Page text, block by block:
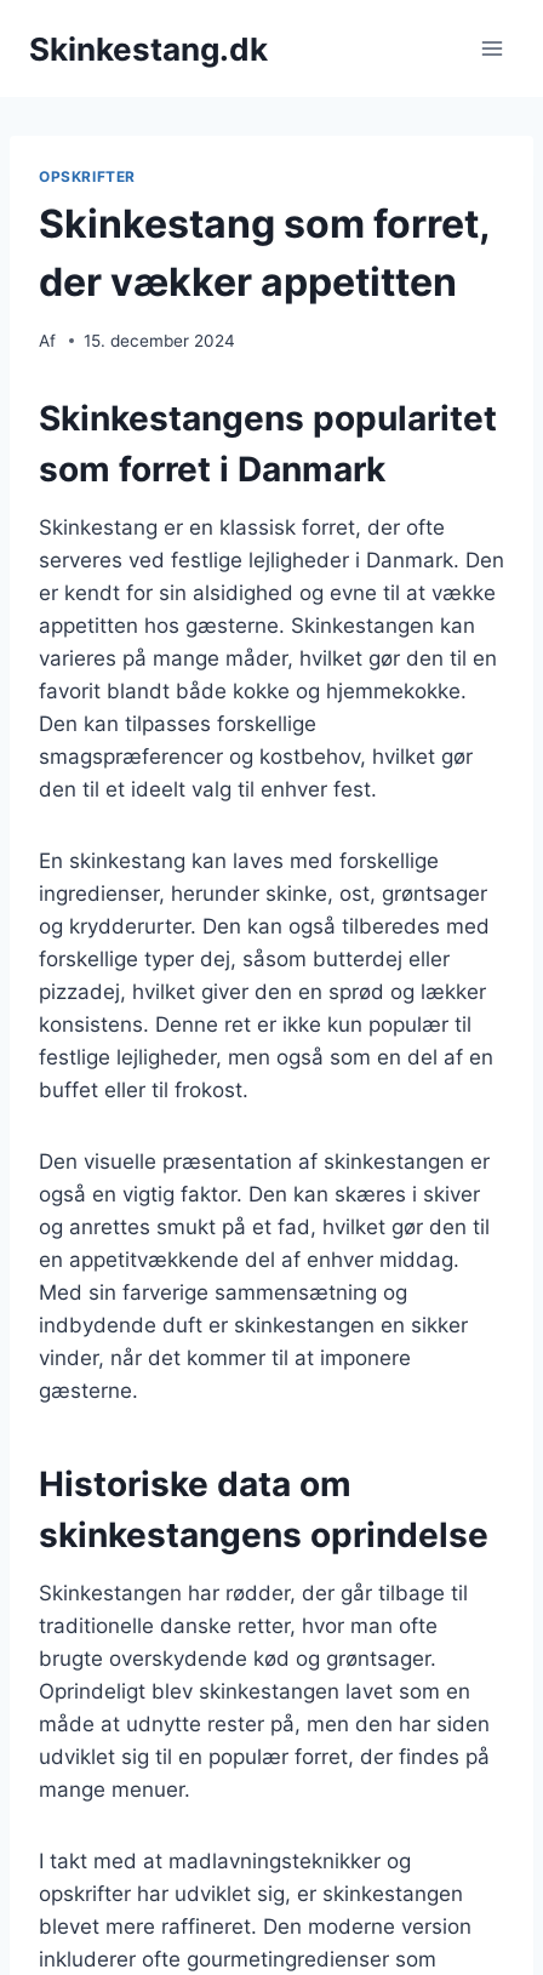
Skinkestang.dk
OPSKRIFTER
Skinkestang som forret,
der vækker appetitten
Af 15. december 2024
Skinkestangens popularitet
som forret i Danmark
Skinkestang er en klassisk forret, der ofte
serveres ved festlige lejligheder i Danmark. Den
er kendt for sin alsidighed og evne til at vække
appetitten hos gæsterne. Skinkestangen kan
varieres på mange måder, hvilket gør den til en
favorit blandt både kokke og hjemmekokke.
Den kan tilpasses forskellige
smagspræferencer og kostbehov, hvilket gør
den til et ideelt valg til enhver fest.
En skinkestang kan laves med forskellige
ingredienser, herunder skinke, ost, grøntsager
og krydderurter. Den kan også tilberedes med
forskellige typer dej, såsom butterdej eller
pizzadej, hvilket giver den en sprød og lækker
konsistens. Denne ret er ikke kun populær til
festlige lejligheder, men også som en del af en
buffet eller til frokost.
Den visuelle præsentation af skinkestangen er
også en vigtig faktor. Den kan skæres i skiver
og anrettes smukt på et fad, hvilket gør den til
en appetitvækkende del af enhver middag.
Med sin farverige sammensætning og
indbydende duft er skinkestangen en sikker
vinder, når det kommer til at imponere
gæsterne.
Historiske data om
skinkestangens oprindelse
Skinkestangen har rødder, der går tilbage til
traditionelle danske retter, hvor man ofte
brugte overskydende kød og grøntsager.
Oprindeligt blev skinkestangen lavet som en
måde at udnytte rester på, men den har siden
udviklet sig til en populær forret, der findes på
mange menuer.
I takt med at madlavningsteknikker og
opskrifter har udviklet sig, er skinkestangen
blevet mere raffineret. Den moderne version
inkluderer ofte gourmetingredienser som